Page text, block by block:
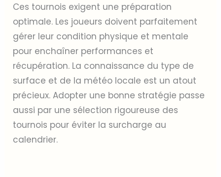
Ces tournois exigent une préparation
optimale. Les joueurs doivent parfaitement
gérer leur condition physique et mentale
pour enchaîner performances et
récupération. La connaissance du type de
surface et de la météo locale est un atout
précieux. Adopter une bonne stratégie passe
aussi par une sélection rigoureuse des
tournois pour éviter la surcharge au
calendrier.